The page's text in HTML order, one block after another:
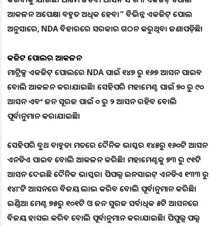
ଆକଳନ ଅପେକ୍ଷା ବହୁତ ଅଧିକ ହେବ।” ବିଭିନ୍ନ ଏକଜିଟ୍ ପୋଲ
ଅନୁସାରେ, NDA ବିହାରରେ ସରକାର ଗଠନ କରୁଥିବା ଜଣାପଡ଼ିଛି।
ଏକଜିଟ ପୋଲର ଆକଳନ
ମାଟ୍ରିକ୍ସ ଏକଜିଟ୍ ପୋଲରେ NDA ପାଇଁ ୧୪୭ ରୁ ୧୬୭ ଆସନ ପାଇବ
ବୋଲି ଆକଳନ କରାଯାଇଛି। ସେହିପରି ମହାମେଣ୍ଟ ପାଇଁ ୭୦ ରୁ ୯୦
ଆସନ ଏବଂ ଜନ ସୂରଜ ପାଇଁ ୦ ରୁ ୨ ଆସନ ରହିବ ବୋଲି
ପୂର୍ବାନୁମାନ କରାଯାଇଛି।
ସେହିପରି ବୁଥ ବାହୁଡା ମତରେ ଦୈନିକ ଭାସ୍କର ୧୪୫ରୁ ୧୬୦ଟି ଆସନ
ଏନଡିଏ ପାଇବ ବୋଲି ଆକଳନ କରିଛି। ମହାମେଣ୍ଟକୁ ୭୩ ରୁ ୯୧ଟି
ଆସନ ଦେଇଛି ଦୈନିକ ଭାସ୍କର। ପିପଲ୍ସ ଇନସାଇଟ୍ ଏନଡିଏ ୧୩୩ ରୁ
୧୪୮ଟି ଆସନରେ ବିଜୟ ଲାଭ କରିବ ବୋଲି ପୂର୍ବାନୁମାନ କରିଛି।
ଇଣ୍ଡିଆ ମେଣ୍ଟ ୭୫ରୁ ୧୦୧ଟି ଓ ଜନ ସୁରଜ ସର୍ବାଧିକ ୫ଟି ଆସନରେ
ବିଜୟ ହାସଲ କରିବ ବୋଲି ପୂର୍ବାନୁମାନ କରାଯାଇଛି। ପିପୁଲ୍ସ ପଲ୍ସ